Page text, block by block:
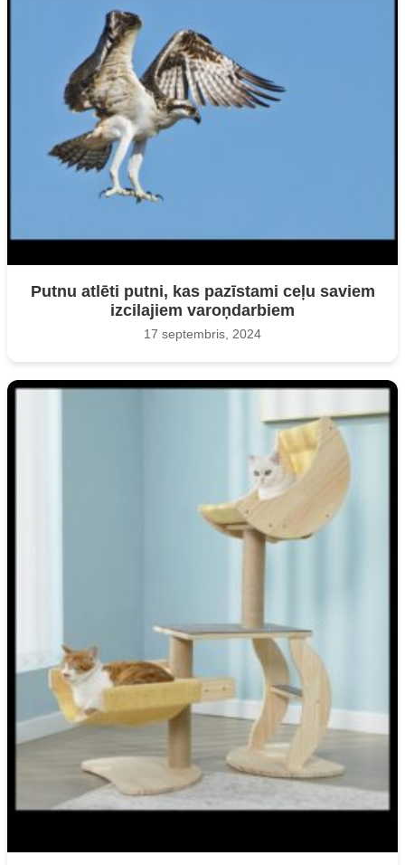
Putnu atlēti putni, kas pazīstami ceļu saviem
izcilajiem varoņdarbiem
17 septembris, 2024